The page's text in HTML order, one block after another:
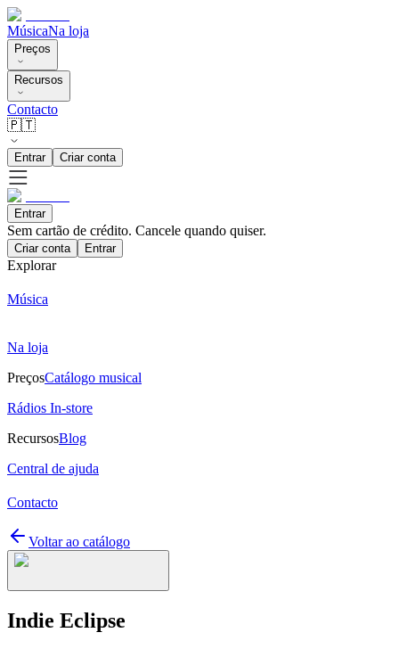
MúsicaNa loja
Preços
Recursos
Contacto
🇵🇹
Entrar Criar conta
Entrar
Sem cartão de crédito. Cancele quando quiser.
Criar conta Entrar
Explorar
Música
Na loja
PreçosCatálogo musical
Rádios In-store
RecursosBlog
Central de ajuda
Contacto
Voltar ao catálogo
Indie Eclipse